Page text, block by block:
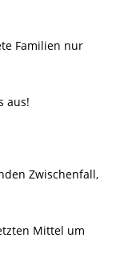
Familien nur
aus!
Zwischenfall,
Mittel um